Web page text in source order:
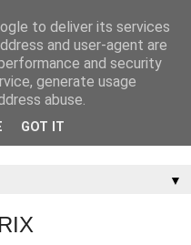
▼
to deliver its services
and user-agent are
and security
generate usage
abuse.
GOT IT